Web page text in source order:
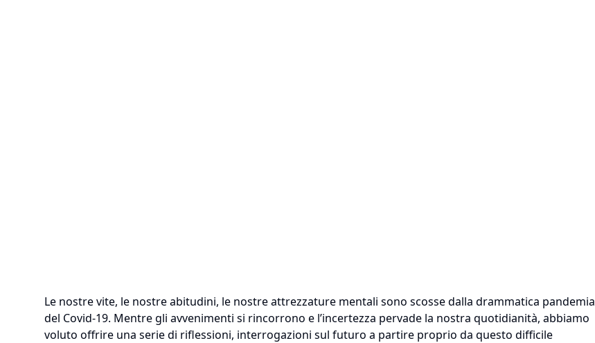
Le nostre vite, le nostre abitudini, le nostre attrezzature mentali sono scosse dalla drammatica pandemia
del Covid-19. Mentre gli avvenimenti si rincorrono e l’incertezza pervade la nostra quotidianità, abbiamo
voluto offrire una serie di riflessioni, interrogazioni sul futuro a partire proprio da questo difficile